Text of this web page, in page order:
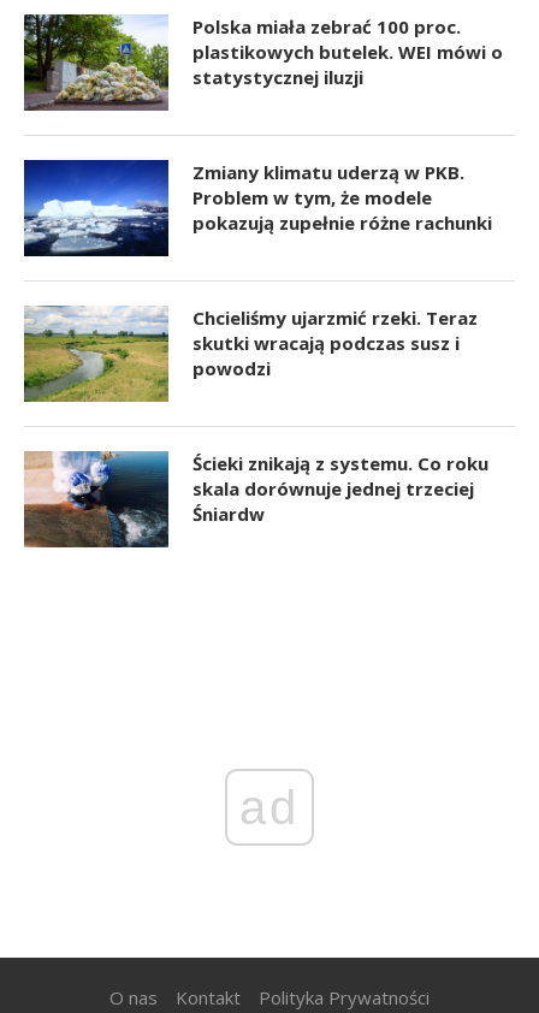
Polska miała zebrać 100 proc.
plastikowych butelek. WEI mówi o
statystycznej iluzji
Zmiany klimatu uderzą w PKB.
Problem w tym, że modele
pokazują zupełnie różne rachunki
Chcieliśmy ujarzmić rzeki. Teraz
skutki wracają podczas susz i
powodzi
Ścieki znikają z systemu. Co roku
skala dorównuje jednej trzeciej
Śniardw
ad
O nas Kontakt Polityka Prywatności